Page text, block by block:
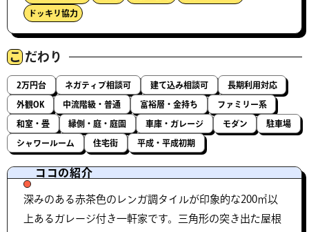
ドッキリ協力
こ だわり
2万円台 ネガティブ相談可 建て込み相談可 長期利用対応
外観OK 中流階級・普通 富裕層・金持ち ファミリー系
和室・畳 縁側・庭・庭園 車庫・ガレージ モダン 駐車場
シャワールーム 住宅街 平成・平成初期
ココの紹介
深みのある赤茶色のレンガ調タイルが印象的な200㎡以
上あるガレージ付き一軒家です。三角形の突き出た屋根